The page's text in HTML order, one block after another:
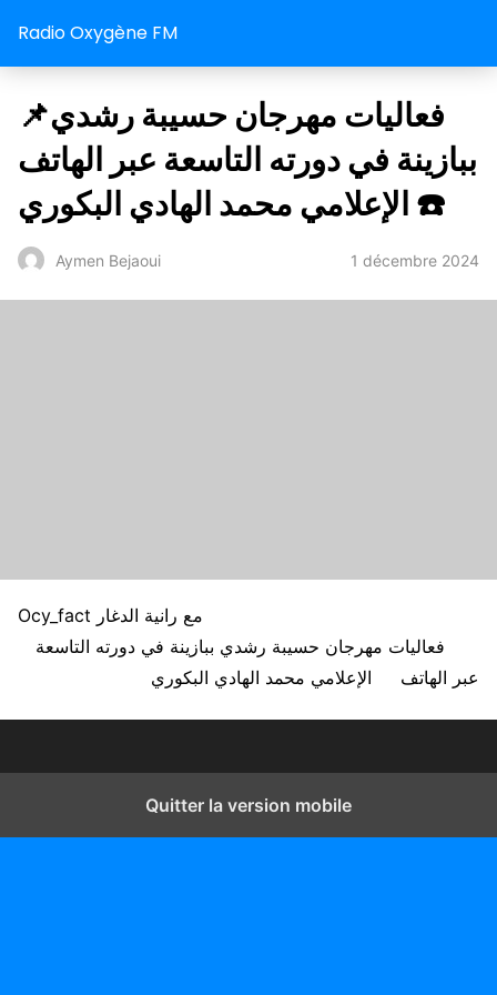
Radio Oxygène FM
‎📌فعاليات مهرجان حسيبة رشدي
ببازينة في دورته التاسعة عبر الهاتف
☎️ الإعلامي محمد الهادي البكوري
Aymen Bejaoui 1 décembre 2024
Ocy_fact مع رانية الدغار
فعاليات مهرجان حسيبة رشدي ببازينة في دورته التاسعة
عبر الهاتف
الإعلامي محمد الهادي البكوري
Quitter la version mobile